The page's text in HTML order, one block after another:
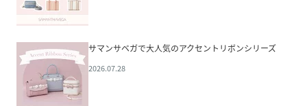
サマンサベガで大人気のアクセントリボンシリーズ
2026.07.28